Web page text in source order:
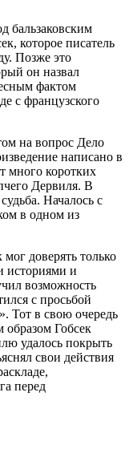
бальзаковским
которое писатель
Позже это
он назвал
фактом
с французского
на вопрос Дело
написано в
много коротких
Дервиля. В
Началось с
в одном из
доверять только
историями и
возможность
с просьбой
Тот в свою очередь
образом Гобсек
удалось покрыть
свои действия
перед